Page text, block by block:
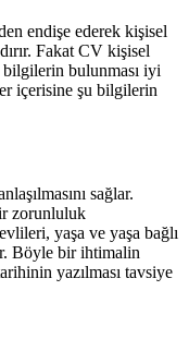
endişe ederek kişisel
Fakat CV kişisel
bulunması iyi
içerisine şu bilgilerin
sağlar.
zorunluluk
yaşa ve yaşa bağlı
Böyle bir ihtimalin
yazılması tavsiye